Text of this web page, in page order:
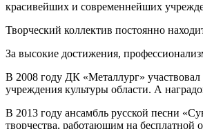
красивейших и современнейших
Творческий коллектив постоянно
За высокие достижения,
В 2008 году ДК «Металлург»
учреждения культуры области. А
В 2013 году ансамбль русской песни
творчества, работающим на бесплатной